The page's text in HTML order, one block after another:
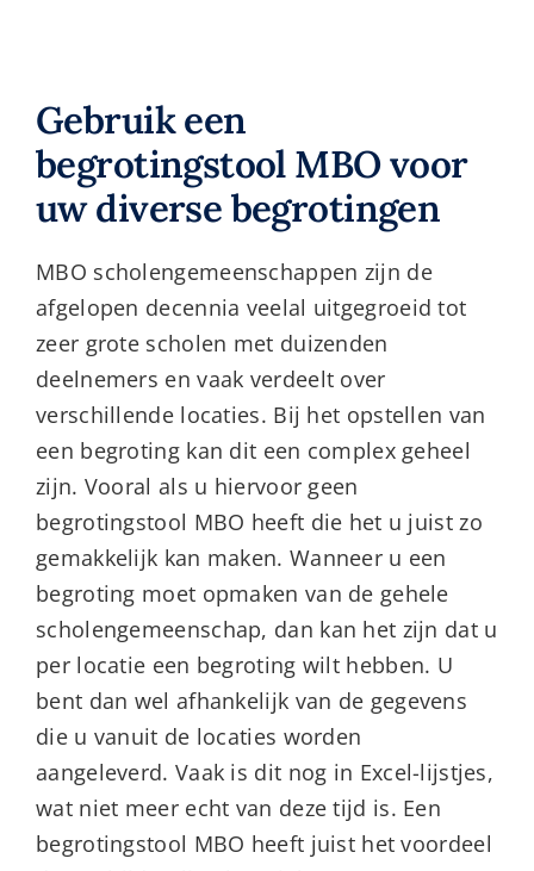
Gebruik een
begrotingstool MBO voor
uw diverse begrotingen
MBO scholengemeenschappen zijn de
afgelopen decennia veelal uitgegroeid tot
zeer grote scholen met duizenden
deelnemers en vaak verdeelt over
verschillende locaties. Bij het opstellen van
een begroting kan dit een complex geheel
zijn. Vooral als u hiervoor geen
begrotingstool MBO heeft die het u juist zo
gemakkelijk kan maken. Wanneer u een
begroting moet opmaken van de gehele
scholengemeenschap, dan kan het zijn dat u
per locatie een begroting wilt hebben. U
bent dan wel afhankelijk van de gegevens
die u vanuit de locaties worden
aangeleverd. Vaak is dit nog in Excel-lijstjes,
wat niet meer echt van deze tijd is. Een
begrotingstool MBO heeft juist het voordeel